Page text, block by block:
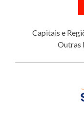
Capitais e
Outras